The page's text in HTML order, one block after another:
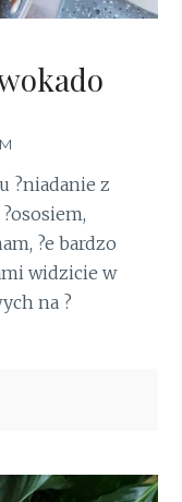
?niadanie z
?e bardzo
widzicie w
na ?